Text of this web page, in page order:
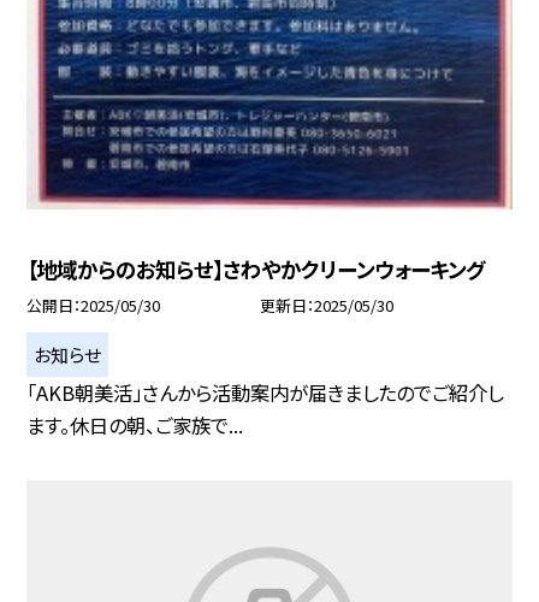
【地域からのお知らせ】さわやかクリーンウォーキング
公開日 2025/05/30 更新日 2025/05/30
お知らせ
「AKB朝美活」さんから活動案内が届きましたのでご紹介し
ます。休日の朝、ご家族で...